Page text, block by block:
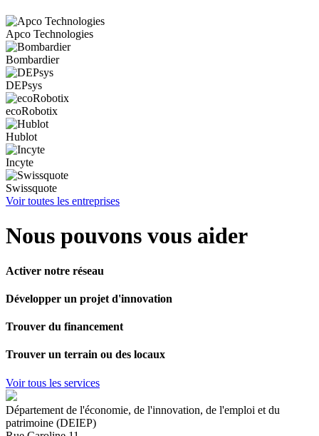
Apco Technologies
Bombardier
DEPsys
ecoRobotix
Hublot
Incyte
Swissquote
Voir toutes les entreprises
Nous pouvons vous aider
Activer notre réseau
Développer un projet d'innovation
Trouver du financement
Trouver un terrain ou des locaux
Voir tous les services
Département de l'économie, de l'innovation, de l'emploi et du
patrimoine (DEIEP)